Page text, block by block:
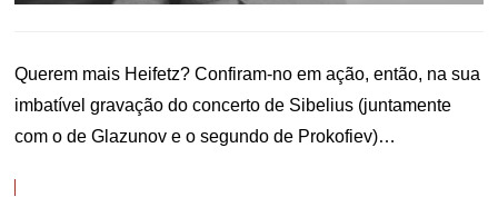
Querem mais Heifetz? Confiram-no em ação, então, na sua
imbatível gravação do concerto de Sibelius (juntamente
com o de Glazunov e o segundo de Prokofiev)…